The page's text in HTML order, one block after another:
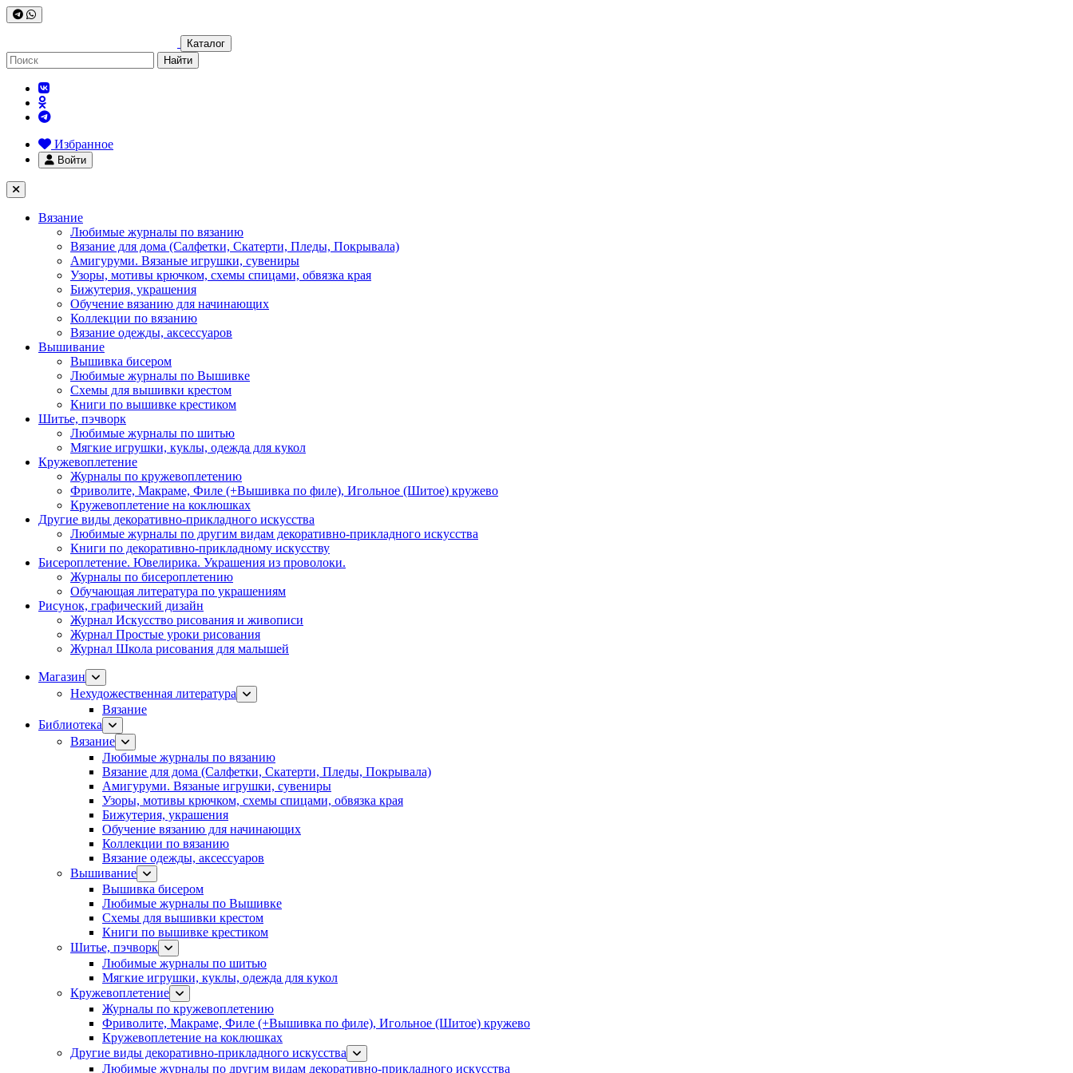
Каталог
Найти
Избранное
Войти
Вязание
Любимые журналы по вязанию
Вязание для дома (Салфетки, Скатерти, Пледы, Покрывала)
Амигуруми. Вязаные игрушки, сувениры
Узоры, мотивы крючком, схемы спицами, обвязка края
Бижутерия, украшения
Обучение вязанию для начинающих
Коллекции по вязанию
Вязание одежды, аксессуаров
Вышивание
Вышивка бисером
Любимые журналы по Вышивке
Схемы для вышивки крестом
Книги по вышивке крестиком
Шитье, пэчворк
Любимые журналы по шитью
Мягкие игрушки, куклы, одежда для кукол
Кружевоплетение
Журналы по кружевоплетению
Фриволите, Макраме, Филе (+Вышивка по филе), Игольное (Шитое) кружево
Кружевоплетение на коклюшках
Другие виды декоративно-прикладного искусства
Любимые журналы по другим видам декоративно-прикладного искусства
Книги по декоративно-прикладному искусству
Бисероплетение. Ювелирика. Украшения из проволоки.
Журналы по бисероплетению
Обучающая литература по украшениям
Рисунок, графический дизайн
Журнал Искусство рисования и живописи
Журнал Простые уроки рисования
Журнал Школа рисования для малышей
Магазин
Нехудожественная литература
Вязание
Библиотека
Вязание
Любимые журналы по вязанию
Вязание для дома (Салфетки, Скатерти, Пледы, Покрывала)
Амигуруми. Вязаные игрушки, сувениры
Узоры, мотивы крючком, схемы спицами, обвязка края
Бижутерия, украшения
Обучение вязанию для начинающих
Коллекции по вязанию
Вязание одежды, аксессуаров
Вышивание
Вышивка бисером
Любимые журналы по Вышивке
Схемы для вышивки крестом
Книги по вышивке крестиком
Шитье, пэчворк
Любимые журналы по шитью
Мягкие игрушки, куклы, одежда для кукол
Кружевоплетение
Журналы по кружевоплетению
Фриволите, Макраме, Филе (+Вышивка по филе), Игольное (Шитое) кружево
Кружевоплетение на коклюшках
Другие виды декоративно-прикладного искусства
Любимые журналы по другим видам декоративно-прикладного искусства